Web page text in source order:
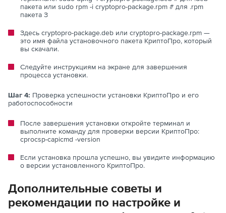
пакета или sudo rpm -i cryptopro-package.rpm # для .rpm
пакета З
Здесь cryptopro-package.deb или cryptopro-package.rpm —
это имя файла установочного пакета КриптоПро, который
вы скачали.
Следуйте инструкциям на экране для завершения
процесса установки.
Шаг 4: Проверка успешности установки КриптоПро и его
работоспособности
После завершения установки откройте терминал и
выполните команду для проверки версии КриптоПро:
cprocsp-capicmd -version
Если установка прошла успешно, вы увидите информацию
о версии установленного КриптоПро.
Дополнительные советы и
рекомендации по настройке и